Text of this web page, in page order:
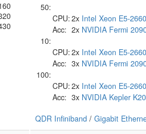
50:
CPU:2x Intel Xeon E5-2660
Acc: 2x NVIDIA Fermi
10:
CPU:2x Intel Xeon E5-2660
Acc: 3x NVIDIA Fermi
100:
CPU:2x Intel Xeon E5-2660
Acc: 3x NVIDIA Kepler
QDR Infiniband / Gigabit